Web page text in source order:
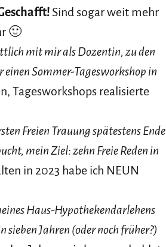
Sind sogar weit mehr
🙂
mit mir als Dozentin, zu den
Sommer-Tagesworkshop in
Tagesworkshops realisierte
Freien Trauung spätestens Ende
mein Ziel: zehn Freie Reden in
in 2023 habe ich NEUN
Haus-Hypothekendarlehens
sieben Jahren (oder noch früher?)